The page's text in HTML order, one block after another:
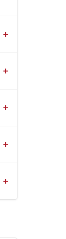
+
+
+
+
+